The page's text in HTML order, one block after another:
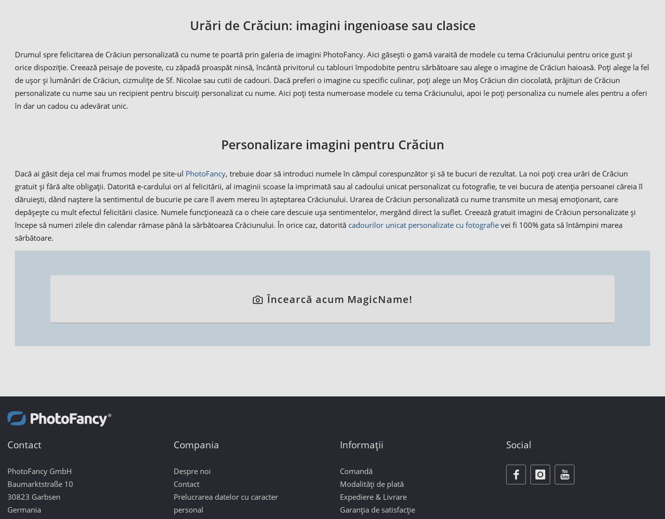
Urări de Crăciun: imagini ingenioase sau clasice
Drumul spre felicitarea de Crăciun personalizată cu nume te poartă prin galeria de imagini PhotoFancy. Aici găsești o gamă varaită de modele cu tema Crăciunului pentru orice gust și
orice dispoziție. Creează peisaje de poveste, cu zăpadă proaspăt ninsă, încântă privitorul cu tablouri împodobite pentru sărbătoare sau alege o imagine de Crăciun haioasă. Poți alege la fel
de ușor și lumânări de Crăciun, cizmulițe de Sf. Nicolae sau cutii de cadouri. Dacă preferi o imagine cu specific culinar, poți alege un Moș Crăciun din ciocolată, prăjituri de Crăciun
personalizate cu nume sau un recipient pentru biscuiți personalizat cu nume. Aici poți testa numeroase modele cu tema Crăciunului, apoi le poți personaliza cu numele ales pentru a oferi
în dar un cadou cu adevărat unic.
Personalizare imagini pentru Crăciun
Dacă ai găsit deja cel mai frumos model pe site-ul PhotoFancy, trebuie doar să introduci numele în câmpul corespunzător și să te bucuri de rezultat. La noi poți crea urări de Crăciun
gratuit și fără alte obligații. Datorită e-cardului ori al felicitării, al imaginii scoase la imprimată sau al cadoului unicat personalizat cu fotografie, te vei bucura de atenția persoanei căreia îl
dăruiești, dând naștere la sentimentul de bucurie pe care îl avem mereu în așteptarea Crăciunului. Urarea de Crăciun personalizată cu nume transmite un mesaj emoționant, care
depășește cu mult efectul felicitării clasice. Numele funcționează ca o cheie care descuie ușa sentimentelor, mergând direct la suflet. Creează gratuit imagini de Crăciun personalizate și
începe să numeri zilele din calendar rămase până la sărbătoarea Crăciunului. În orice caz, datorită cadourilor unicat personalizate cu fotografie vei fi 100% gata să întâmpini marea
sărbătoare.
Încearcă acum MagicName!
Contact
PhotoFancy GmbH
Baumarktstraße 10
30823 Garbsen
Germania
Compania
Despre noi
Contact
Prelucrarea datelor cu caracter
personal
Informații
Comandă
Modalități de plată
Expediere & Livrare
Garanția de satisfacție
Social